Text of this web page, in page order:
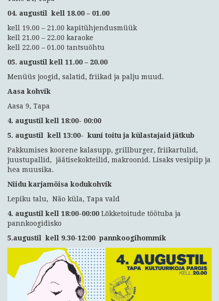
04. augustil kell 18.00 – 01.00
kell 19.00 – 21.00 kapitühjendusmüük
kell 21.00 – 22.00 karaoke
kell 22.00 – 01.00 tantsuõhtu
05. augustil kell 11.00 – 20.00
Menüüs joogid, salatid, friikad ja palju muud.
Aasa kohvik
Aasa 9, Tapa
4. augustil kell 18:00- 00:00
5. augustil kell 13:00- kuni toitu ja külastajaid jätkub
Pakkumises koorene kalasupp, grillburger, friikartulid,
juustupallid, jäätisekokteilid, makroonid. Lisaks vesipiip ja
hea muusika.
Niidu karjamõisa kodukohvik
Lepiku talu, Näo küla, Tapa vald
4. augustil kell 18:00-00:00 Lõkketoitude töötuba ja
pannkoogidisko
5.augustil kell 9.30-12:00 pannkoogihommik